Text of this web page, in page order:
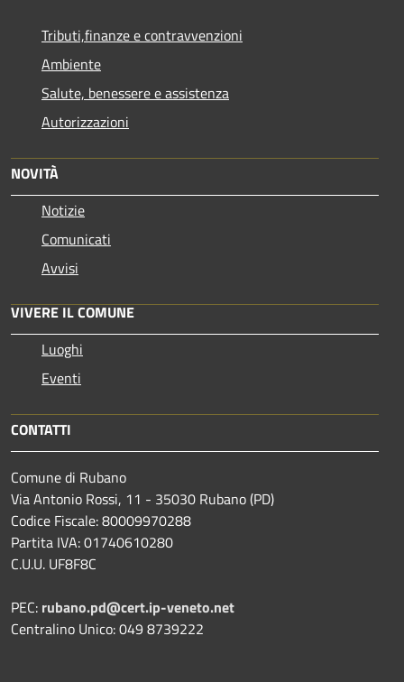
Tributi,finanze e contravvenzioni
Ambiente
Salute, benessere e assistenza
Autorizzazioni
NOVITÀ
Notizie
Comunicati
Avvisi
VIVERE IL COMUNE
Luoghi
Eventi
CONTATTI
Comune di Rubano
Via Antonio Rossi, 11 - 35030 Rubano (PD)
Codice Fiscale: 80009970288
Partita IVA: 01740610280
C.U.U. UF8F8C
PEC: rubano.pd@cert.ip-veneto.net
Centralino Unico: 049 8739222